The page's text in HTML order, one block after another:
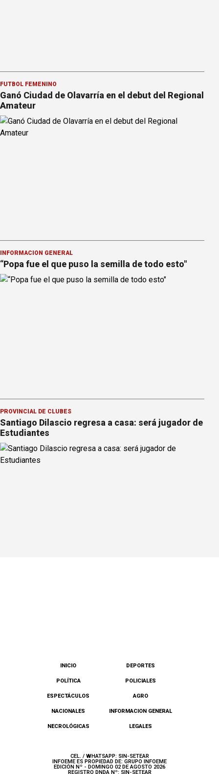
FÚTBOL FEMENINO
Ganó Ciudad de Olavarría en el debut del Regional
Amateur
INFORMACION GENERAL
“Popa fue el que puso la semilla de todo esto"
PROVINCIAL DE CLUBES
Santiago Dilascio regresa a casa: será jugador de
Estudiantes
INICIO DEPORTES
POLÍTICA POLICIALES
ESPECTÁCULOS AGRO
NACIONALES INFORMACION GENERAL
NECROLÓGICAS LEGALES
CEL. / WHATSAPP: SIN-SETEAR
INFOEME ES PROPIEDAD DE: GRUPO INFOEME
EDICIÓN Nº - DOMINGO 02 DE AGOSTO 2026
REGISTRO DNDA Nº: SIN-SETEAR